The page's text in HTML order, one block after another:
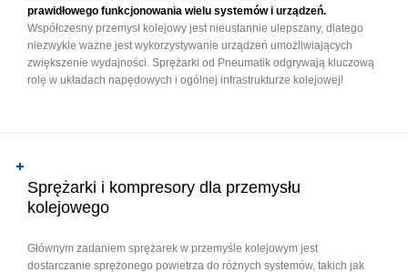
prawidłowego funkcjonowania wielu systemów i urządzeń.
Współczesny przemysł kolejowy jest nieustannie ulepszany, dlatego
niezwykle ważne jest wykorzystywanie urządzeń umożliwiających
zwiększenie wydajności. Sprężarki od Pneumatik odgrywają kluczową
rolę w układach napędowych i ogólnej infrastrukturze kolejowej!
Sprężarki i kompresory dla przemysłu
kolejowego
Głównym zadaniem sprężarek w przemyśle kolejowym jest
dostarczanie sprężonego powietrza do różnych systemów, takich jak